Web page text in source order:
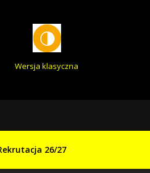
Wersja klasyczna
26/27